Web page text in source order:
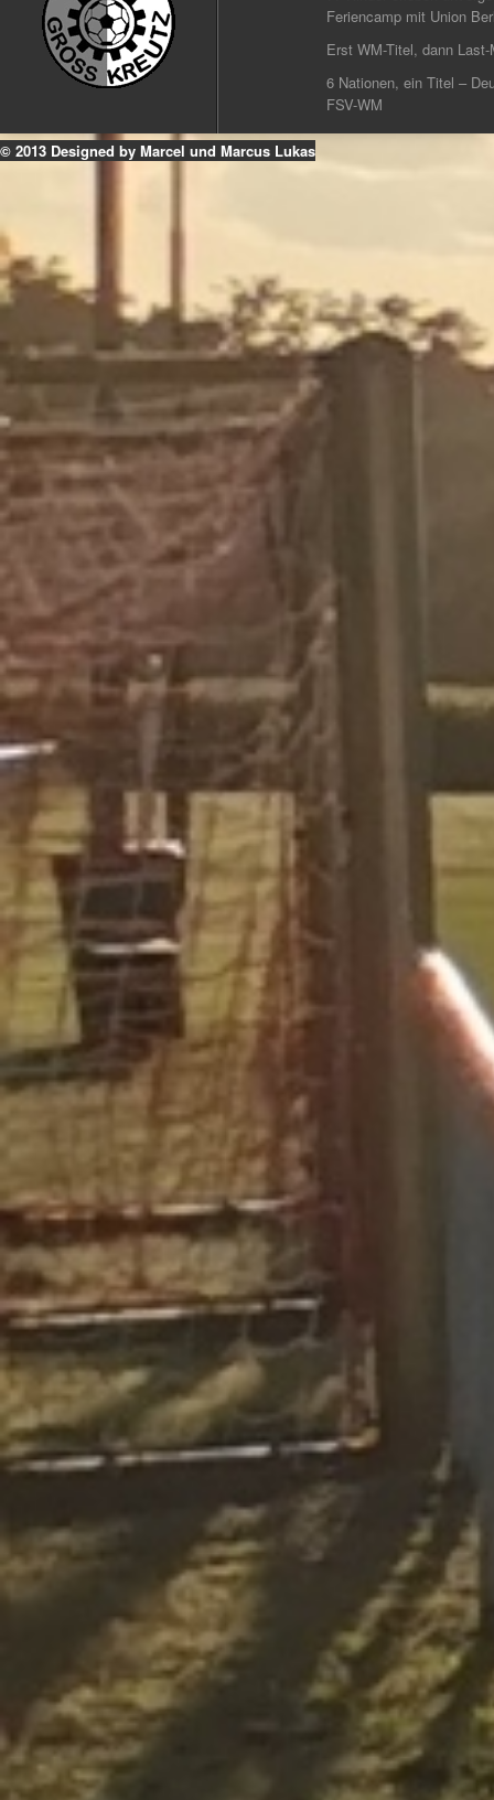
Feriencamp mit Union
Erst WM-Titel, dann
6 Nationen, ein Titel –
FSV-WM
© 2013 Designed by Marcel und Marcus Lukas